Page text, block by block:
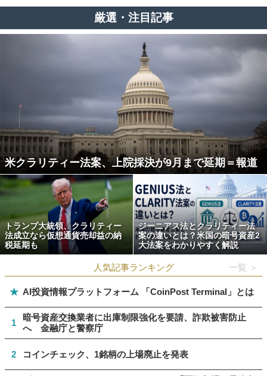
厳選・注目記事
米クラリティー法案、上院採決が9月まで延期＝報道
トランプ大統領、クラリティー
法成立なら仮想通貨売却益の納
税延期も
ジーニアス法とクラリティー法
案の違いとは？米国の暗号資産2
大法案をわかりやすく解説
人気記事ランキング 一覧 ＞
★ AI投資情報プラットフォーム 「CoinPost Terminal」とは
1
暗号資産交換業者に出庫制限強化を要請、詐欺被害防止
へ 金融庁と警察庁
2 コインチェック、1銘柄の上場廃止を発表